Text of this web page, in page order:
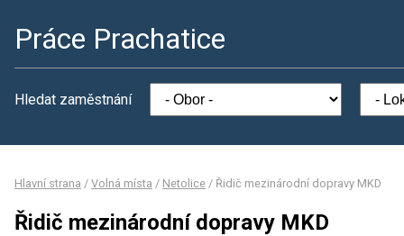
Práce Prachatice
Hledat zaměstnání
Hlavní strana / Volná místa / Netolice / Řidič mezinárodní dopravy MKD
Řidič mezinárodní dopravy MKD